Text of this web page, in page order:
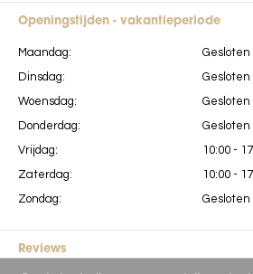
Openingstijden - vakantieperiode
Maandag:
Dinsdag:
Woensdag:
Donderdag:
Vrijdag:
Zaterdag:
Zondag:
Gesloten
Gesloten
Gesloten
Gesloten
10:00 -
10:00 -
Gesloten
Reviews